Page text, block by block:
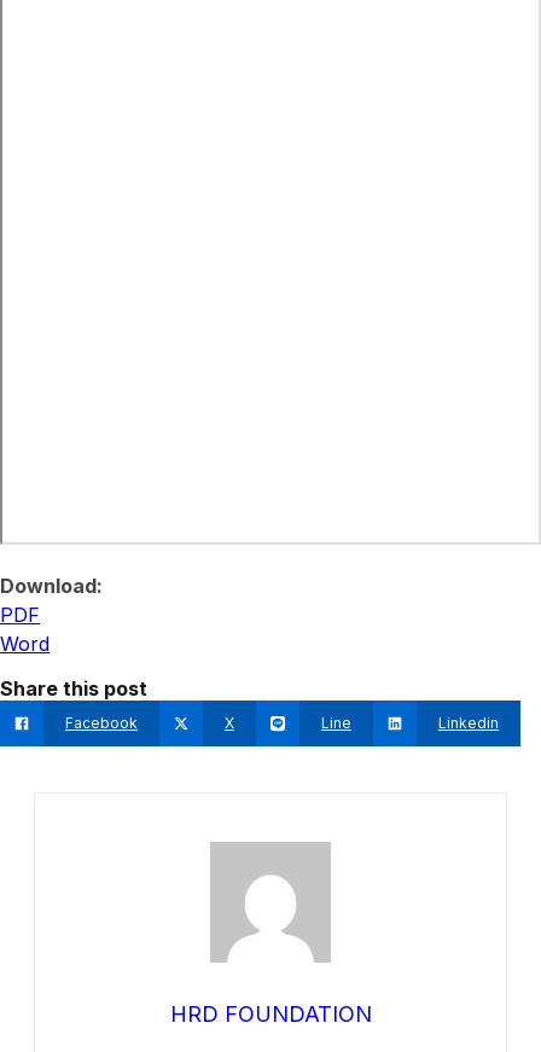
Download:
PDF
Word
Share this post
Facebook X Line Linkedin
HRD FOUNDATION